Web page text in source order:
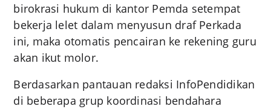
birokrasi hukum di kantor Pemda setempat
bekerja lelet dalam menyusun draf Perkada
ini, maka otomatis pencairan ke rekening guru
akan ikut molor.
Berdasarkan pantauan redaksi InfoPendidikan
di beberapa grup koordinasi bendahara